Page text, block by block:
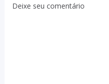
Deixe seu comentário